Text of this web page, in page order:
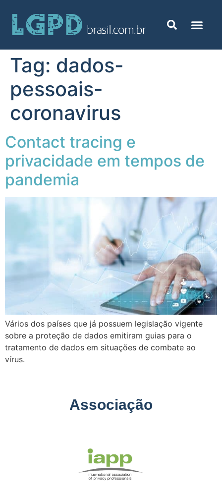
Tag: dados-
pessoais-
coronavirus
Contact tracing e
privacidade em tempos de
pandemia
Vários dos países que já possuem legislação vigente
sobre a proteção de dados emitiram guias para o
tratamento de dados em situações de combate ao
vírus.
Associação